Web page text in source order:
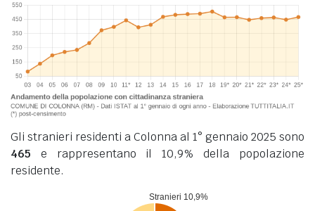
Gli stranieri residenti a Colonna al 1° gennaio 2025 sono
465 e rappresentano il 10,9% della popolazione
residente.